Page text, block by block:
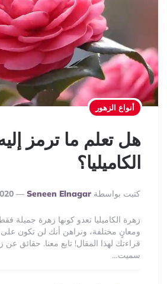
أنواع الزهور
هل تعلم ما ترمز
الكاميليا؟
Posted
By
كتبت بواسطة Seneen Elnagar
زهرة الكاميليا تعدو كونها زهرة جميلة
ومعانٍ مختلفة، ونراهن أنك لن تكون على
قراءتك لهذا المقال! تابع معنا. حقائق عن
سميت…